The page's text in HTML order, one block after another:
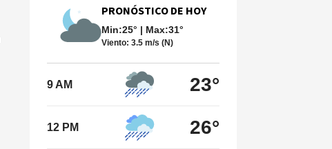
PRONÓSTICO DE HOY
Min:25° | Max:31°
Viento: 3.5 m/s (N)
9 AM 23°
12 PM 26°